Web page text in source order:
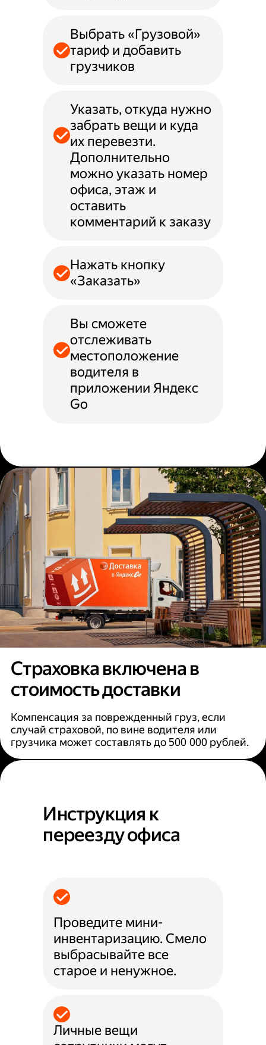
Выбрать «Грузовой»
тариф и добавить
грузчиков
Указать, откуда нужно
забрать вещи и куда
их перевезти.
Дополнительно
можно указать номер
офиса, этаж и
оставить
комментарий к заказу
Нажать кнопку
«Заказать»
Вы сможете
отслеживать
местоположение
водителя в
приложении Яндекс
Go
Страховка включена в
стоимость доставки
Компенсация за поврежденный груз, если
случай страховой, по вине водителя или
грузчика может составлять до 500 000 рублей.
Инструкция к
переезду офиса
Проведите мини-
инвентаризацию. Смело
выбрасывайте все
старое и ненужное.
Личные вещи